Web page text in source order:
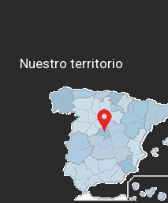
Nuestro territorio